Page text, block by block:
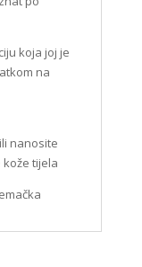
koja joj je
na
nanosite
tijela